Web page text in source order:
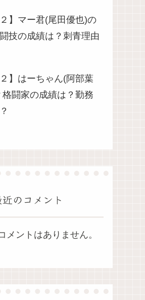
２】マー君(尾田優也)の
技の成績は？刺青理由
２】はーちゃん(阿部葉
格闘家の成績は？勤務
近のコメント
メントはありません。